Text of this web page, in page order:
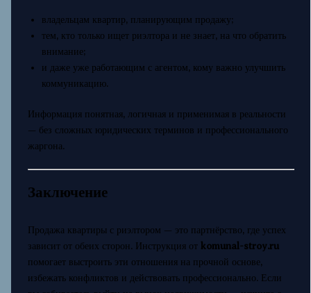
владельцам квартир, планирующим продажу;
тем, кто только ищет риэлтора и не знает, на что обратить
внимание;
и даже уже работающим с агентом, кому важно улучшить
коммуникацию.
Информация понятная, логичная и применимая в реальности
— без сложных юридических терминов и профессионального
жаргона.
Заключение
Продажа квартиры с риэлтором — это партнёрство, где успех
зависит от обеих сторон. Инструкция от komunal-stroy.ru
помогает выстроить эти отношения на прочной основе,
избежать конфликтов и действовать профессионально. Если